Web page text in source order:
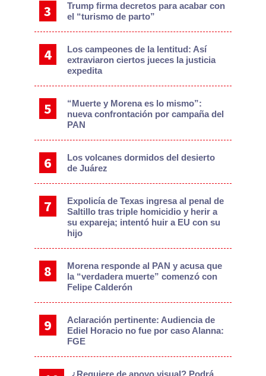
Trump firma decretos para acabar con
el “turismo de parto”
Los campeones de la lentitud: Así
extraviaron ciertos jueces la justicia
expedita
“Muerte y Morena es lo mismo”:
nueva confrontación por campaña del
PAN
Los volcanes dormidos del desierto
de Juárez
Expolicía de Texas ingresa al penal de
Saltillo tras triple homicidio y herir a
su expareja; intentó huir a EU con su
hijo
Morena responde al PAN y acusa que
la “verdadera muerte” comenzó con
Felipe Calderón
Aclaración pertinente: Audiencia de
Ediel Horacio no fue por caso Alanna:
FGE